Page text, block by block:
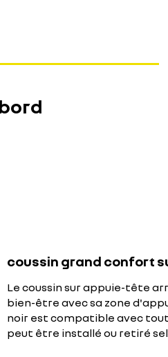
coussin grand confort
Le coussin sur appuie-tête
bien-être avec sa zone
noir est compatible avec
peut être installé ou retiré